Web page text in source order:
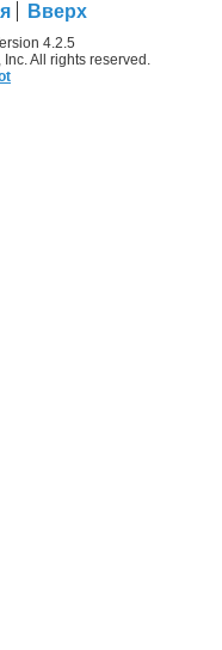
Вверх
4.2.5
All rights reserved.